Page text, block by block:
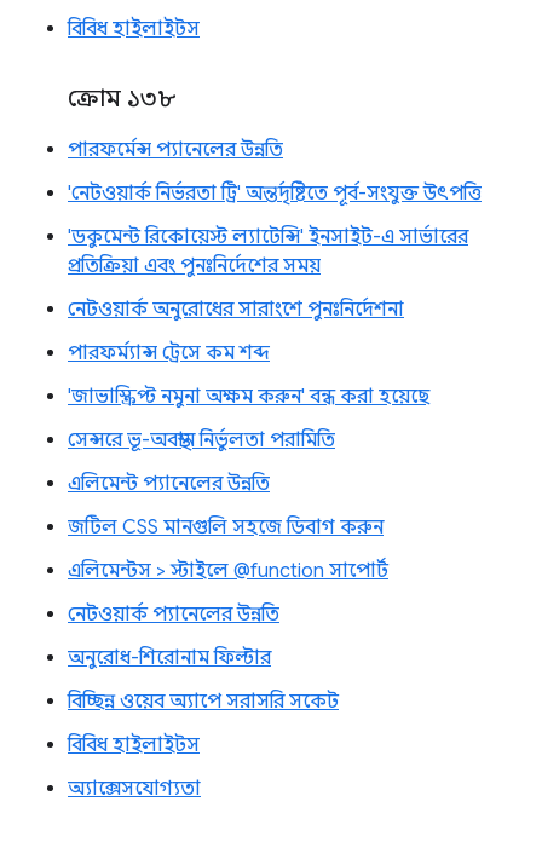
বিবিধ হাইলাইটস
ক্রোম ১৩৮
পারফর্মেন্স প্যানেলের উন্নতি
'নেটওয়ার্ক নির্ভরতা ট্রি' অন্তর্দৃষ্টিতে পূর্ব-সংযুক্ত উৎপত্তি
'ডকুমেন্ট রিকোয়েস্ট ল্যাটেন্সি' ইনসাইট-এ সার্ভারের
প্রতিক্রিয়া এবং পুনঃনির্দেশের সময়
নেটওয়ার্ক অনুরোধের সারাংশে পুনঃনির্দেশনা
পারফর্ম্যান্স ট্রেসে কম শব্দ
'জাভাস্ক্রিপ্ট নমুনা অক্ষম করুন' বন্ধ করা হয়েছে
সেন্সরে ভূ-অবস্থান নির্ভুলতা পরামিতি
এলিমেন্ট প্যানেলের উন্নতি
জটিল CSS মানগুলি সহজে ডিবাগ করুন
এলিমেন্টস > স্টাইলে @function সাপোর্ট
নেটওয়ার্ক প্যানেলের উন্নতি
অনুরোধ-শিরোনাম ফিল্টার
বিচ্ছিন্ন ওয়েব অ্যাপে সরাসরি সকেট
বিবিধ হাইলাইটস
অ্যাক্সেসযোগ্যতা